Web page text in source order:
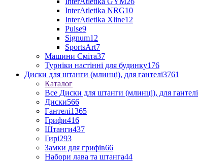
InterAtletika NRG10
InterAtletika Xline12
Pulse9
Signum12
SportsArt7
Машини Сміта37
Турніки настінні для будинку176
Диски для штанги (млинці), для гантелі3761
Каталог
Все Диски для штанги (млинці), для гантелі
Диски566
Гантелі1365
Грифи416
Штанги437
Гирі293
Замки для грифів66
Набори лава та штанга44